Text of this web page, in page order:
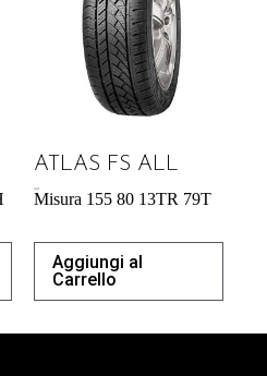
ATLAS FS ALL
Misura 155 80 13TR 79T
Aggiungi al
Carrello